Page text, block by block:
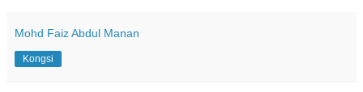
Mohd Faiz Abdul Manan
Kongsi